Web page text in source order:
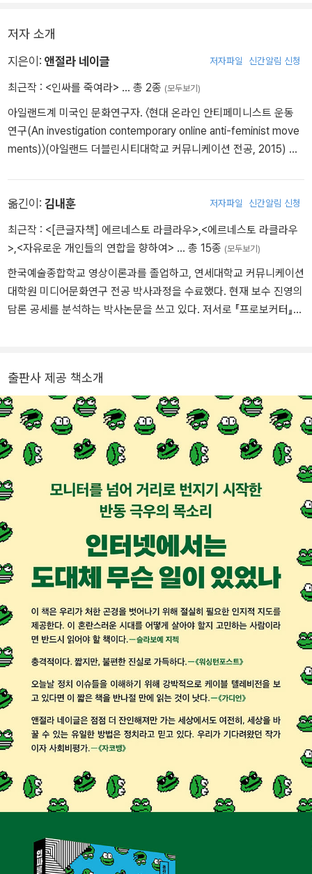
저자 소개
지은이: 앤절라 네이글 저자파일 신간알림 신청
최근작 : <인싸를 죽여라> … 총 2종 (모두보기)
아일랜드계 미국인 문화연구자. 〈현대 온라인 안티페미니스트 운동
연구(An investigation contemporary online anti-feminist move
ments)〉(아일랜드 더블린시티대학교 커뮤니케이션 전공, 2015) 논
치 격월간지 《커런트어페어스》 등 여러 매체에 기고하며 친(親)샌더
회주의와 페미니즘의 접합을 도모한다. 현재 뉴스레터 플랫폼 서브스
택(Substack)을 통해 정치와 문화를 비평하는 뉴스레터를 발행하고
있다.
옮긴이: 김내훈 저자파일 신간알림 신청
최근작 : <[큰글자책] 에르네스토 라클라우> <에르네스토 라클라우
> <자유로운 개인들의 연합을 향하여> … 총 15종 (모두보기)
한국예술종합학교 영상이론과를 졸업하고, 연세대학교 커뮤니케이션
대학원 미디어문화연구 전공 박사과정을 수료했다. 현재 보수 진영의
담론 공세를 분석하는 박사논문을 쓰고 있다. 저서로 『프로보커터』와
황에서 시민이 된다는 것은 무엇을 의미하는지 고민한 글들을 기고하
며 활발히 활동하고 있다.
출판사 제공 책소개